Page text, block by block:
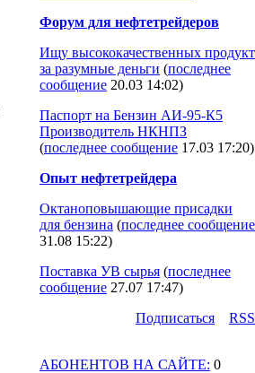
Форум для нефтетрейдеров
Ищу высококачественных продукт
за разумные деньги (последнее
сообщение 20.03 14:02)
Паспорт на Бензин АИ-95-К5
Производитель НКНПЗ
(последнее сообщение 17.03 17:20)
Опыт нефтетрейдера
Октаноповышающие присадки
для бензина (последнее сообщение
31.08 15:22)
Поставка УВ сырья (последнее
сообщение 27.07 17:47)
Подпиcаться
RSS
АБОНЕНТОВ НА САЙТЕ: 0